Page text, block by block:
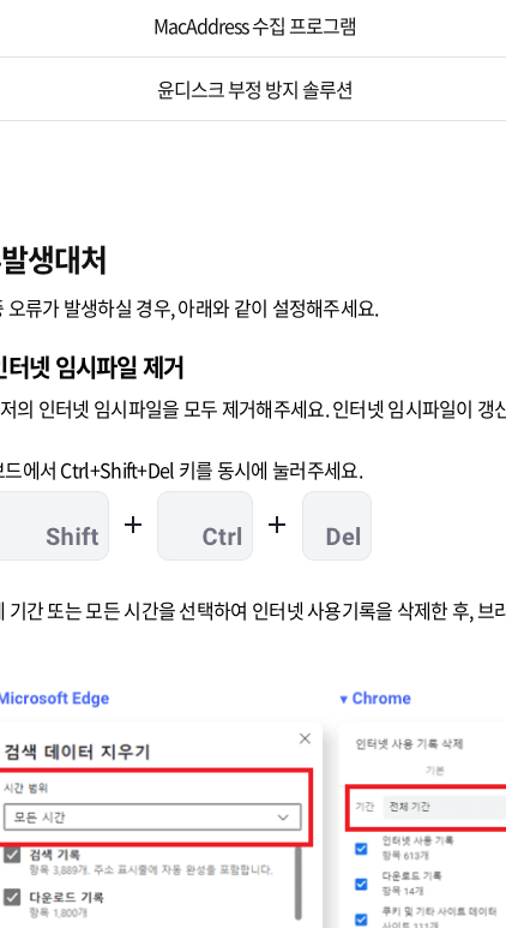
MacAddress 수집 프로그램
윤디스크 부정 방지 솔루션
생대처
오류가 발생하실 경우, 아래와 같이 설정해주세요.
터넷 임시파일 제거
의 인터넷 임시파일을 모두 제거해주세요. 인터넷 임시파일이 갱
에서 Ctrl+Shift+Del 키를 동시에 눌러주세요.
간 또는 모든 시간을 선택하여 인터넷 사용기록을 삭제한 후, 브